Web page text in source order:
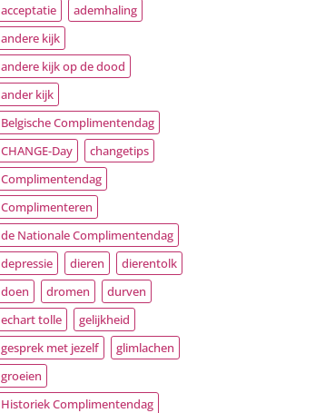
acceptatie
ademhaling
andere kijk
andere kijk op de dood
ander kijk
Belgische Complimentendag
CHANGE-Day
changetips
Complimentendag
Complimenteren
de Nationale Complimentendag
depressie
dieren
dierentolk
doen
dromen
durven
echart tolle
gelijkheid
gesprek met jezelf
glimlachen
groeien
Historiek Complimentendag